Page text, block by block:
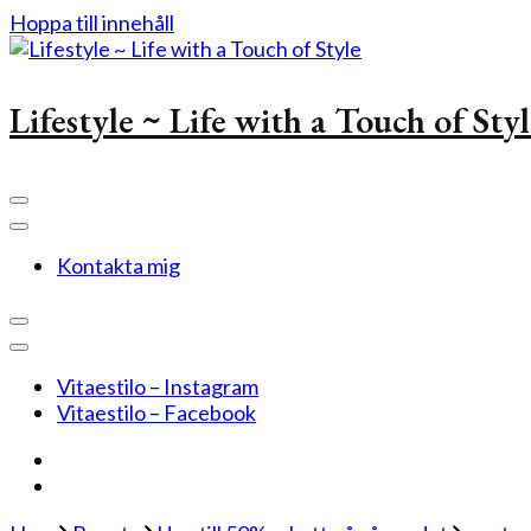
Hoppa till innehåll
Lifestyle ~ Life with a Touch of
Kontakta mig
Vitaestilo – Instagram
Vitaestilo – Facebook